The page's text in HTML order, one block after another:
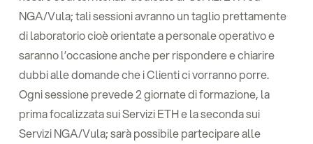
NGA/Vula; tali sessioni avranno un taglio prettamente
di laboratorio cioè orientate a personale operativo e
saranno l’occasione anche per rispondere e chiarire
dubbi alle domande che i Clienti ci vorranno porre.
Ogni sessione prevede 2 giornate di formazione, la
prima focalizzata sui Servizi ETH e la seconda sui
Servizi NGA/Vula; sarà possibile partecipare alle